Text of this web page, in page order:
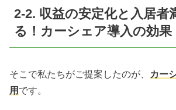
2-2. 収益の安定化と入居者
る！カーシェア導入の効果
そこで私たちがご提案したのが、
カー
用 です。